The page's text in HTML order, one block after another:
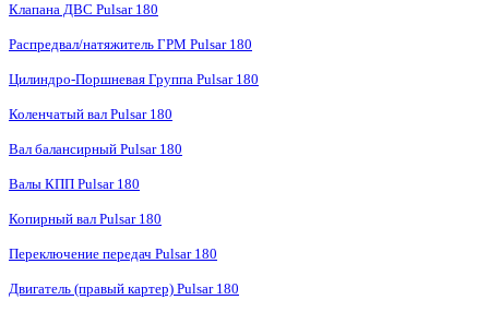
Клапана ДВС Pulsar 180
Распредвал/натяжитель ГРМ Pulsar 180
Цилиндро-Поршневая Группа Pulsar 180
Коленчатый вал Pulsar 180
Вал балансирный Pulsar 180
Валы КПП Pulsar 180
Копирный вал Pulsar 180
Переключение передач Pulsar 180
Двигатель (правый картер) Pulsar 180